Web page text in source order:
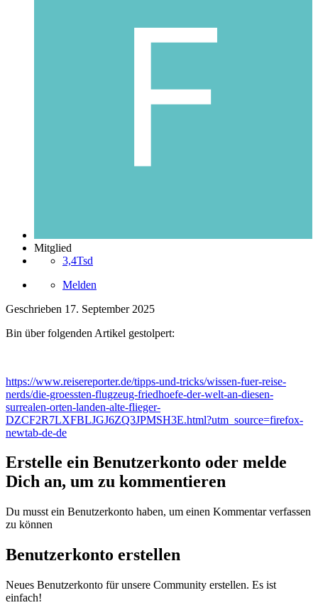
Mitglied
3,4Tsd
Melden
Geschrieben 17. September 2025
Bin über folgenden Artikel gestolpert:
https://www.reisereporter.de/tipps-und-tricks/wissen-fuer-reise-
nerds/die-groessten-flugzeug-friedhoefe-der-welt-an-diesen-
surrealen-orten-landen-alte-flieger-
DZCF2R7LXFBLJGJ6ZQ3JPMSH3E.html?utm_source=firefox-
newtab-de-de
Erstelle ein Benutzerkonto oder melde
Dich an, um zu kommentieren
Du musst ein Benutzerkonto haben, um einen Kommentar verfassen
zu können
Benutzerkonto erstellen
Neues Benutzerkonto für unsere Community erstellen. Es ist
einfach!